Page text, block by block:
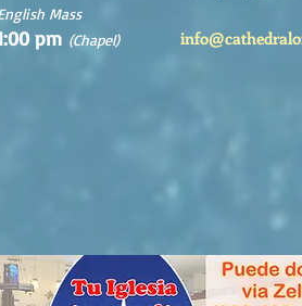
Mass
pm (Chapel)